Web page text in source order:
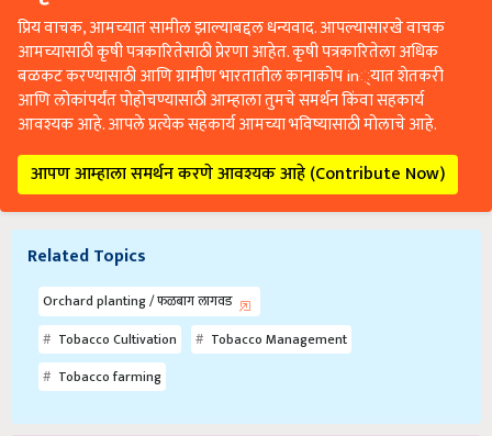
प्रिय वाचक, आमच्यात सामील झाल्याबद्दल धन्यवाद. आपल्यासारखे वाचक
आमच्यासाठी कृषी पत्रकारितेसाठी प्रेरणा आहेत. कृषी पत्रकारितेला अधिक
बळकट करण्यासाठी आणि ग्रामीण भारतातील कानाकोप in्यात शेतकरी
आणि लोकांपर्यंत पोहोचण्यासाठी आम्हाला तुमचे समर्थन किंवा सहकार्य
आवश्यक आहे. आपले प्रत्येक सहकार्य आमच्या भविष्यासाठी मोलाचे आहे.
आपण आम्हाला समर्थन करणे आवश्यक आहे (Contribute Now)
Related Topics
Orchard planting / फळबाग लागवड
Tobacco Cultivation
Tobacco Management
Tobacco farming